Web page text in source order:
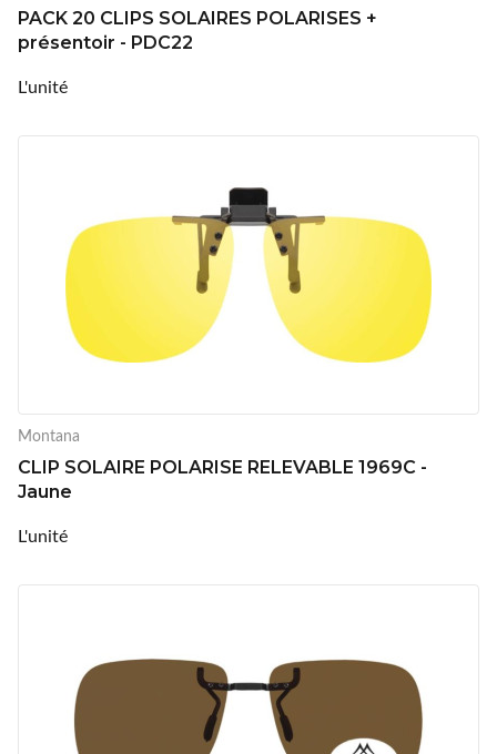
PACK 20 CLIPS SOLAIRES POLARISES +
présentoir - PDC22
L'unité
Montana
CLIP SOLAIRE POLARISE RELEVABLE 1969C -
Jaune
L'unité